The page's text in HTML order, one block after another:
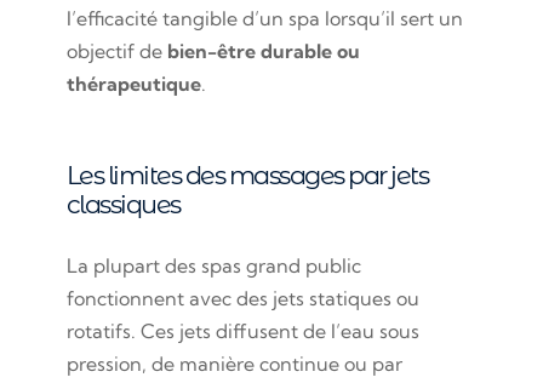
l’efficacité tangible d’un spa lorsqu’il sert un
objectif de bien-être durable ou
thérapeutique.
Les limites des massages par jets
classiques
La plupart des spas grand public
fonctionnent avec des jets statiques ou
rotatifs. Ces jets diffusent de l’eau sous
pression, de manière continue ou par